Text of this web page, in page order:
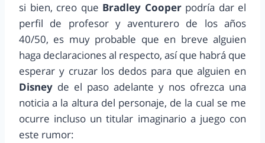
si bien, creo que Bradley Cooperpodría dar el
perfil de profesor y aventurero de los años
40/50, es muy probable que en breve alguien
haga declaraciones al respecto, así que habrá que
esperar y cruzar los dedos para que alguien en
Disney de el paso adelante y nos ofrezca una
noticia a la altura del personaje, de la cual se me
ocurre incluso un titular imaginario a juego con
este rumor: